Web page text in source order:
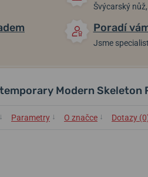
Švýcarský
Poradí
Jsme
Modern Skeleton
↓ Parametry ↓ O značce ↓ Dotazy